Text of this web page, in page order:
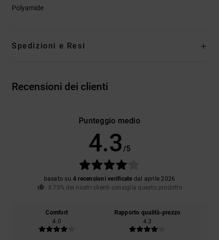
Polyamide
Spedizioni e Resi
Recensioni dei clienti
Punteggio medio
4.3 /5
basato su4 recensioni verificate dal aprile 2026
Il 75% dei nostri clienti consiglia questo prodotto
Comfort
4.0
Rapporto qualità-prezzo
4.3